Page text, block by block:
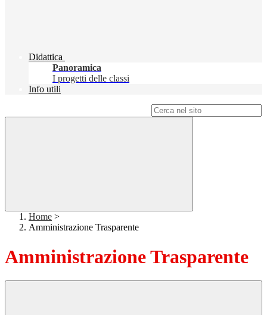
Didattica
Panoramica
I progetti delle classi
Info utili
Home >
Amministrazione Trasparente
Amministrazione Trasparente